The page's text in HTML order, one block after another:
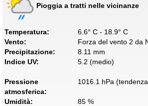
Pioggia a tratti nelle vicinanze
Temperatura:
6.6° C - 18.9° C
Vento:
Forza del vento 2 da
Precipitazione:
8.11 mm
Indice UV:
5.2 (medio)
Pressione
atmosferica:
1016.1 hPa
Umidità:
85 %